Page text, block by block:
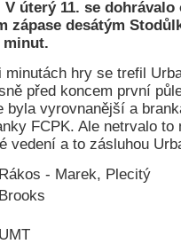
úterý 11. se
zápase desátým
minut.
minutách hry se trefil
před koncem první
byla vyrovnanější a
FCPK. Ale netrvalo
vedení a to zásluhou
Rákos - Marek, Plecitý
Brooks
UMT